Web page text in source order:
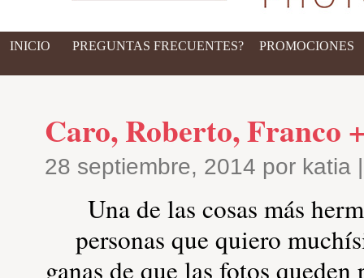
INICIO PREGUNTAS FRECUENTES? PROMOCIONES
Caro, Roberto, Franco
28 septiembre, 2014 por katia
Una de las cosas más
personas que quiero
ganas de que las fotos